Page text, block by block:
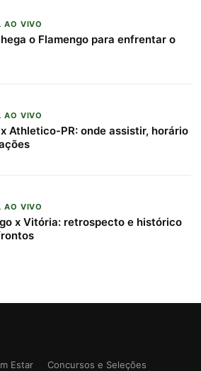
AO VIVO
o Flamengo para enfrentar o
AO VIVO
Athletico-PR: onde assistir, horário
AO VIVO
x Vitória: retrospecto e histórico
Estar
Concursos e Seleções